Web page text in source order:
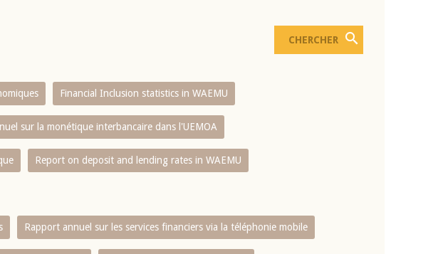
Financial Inclusion statistics in WAEMU
sur la monétique interbancaire dans l'UEMOA
Report on deposit and lending rates in WAEMU
Rapport annuel sur les services financiers via la téléphonie mobile